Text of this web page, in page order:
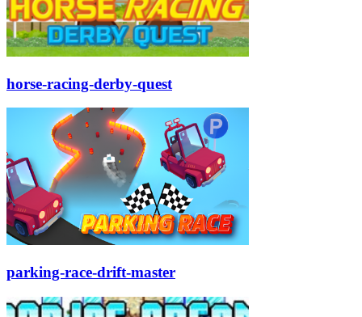
horse-racing-derby-quest
parking-race-drift-master